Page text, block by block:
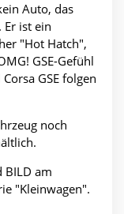
Auto, das
Er ist ein
"Hot Hatch",
GSE-Gefühl
GSE folgen
noch
BILD am
"Kleinwagen".